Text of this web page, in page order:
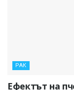
РАК
Ефектът на